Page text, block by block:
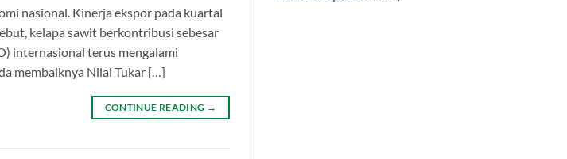
nasional. Kinerja ekspor pada kuartal
kelapa sawit berkontribusi sebesar
internasional terus mengalami
membaiknya Nilai Tukar […]
CONTINUE READING →